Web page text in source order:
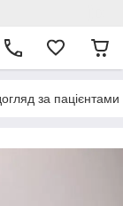
за пацієнтами